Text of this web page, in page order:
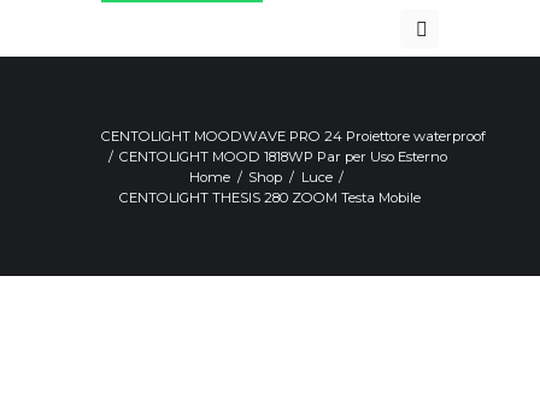
CENTOLIGHT MOODWAVE PRO 24 Proiettore waterproof
CENTOLIGHT MOOD 1818WP Par per Uso Esterno
Home
Shop
Luce
CENTOLIGHT THESIS 280 ZOOM Testa Mobile